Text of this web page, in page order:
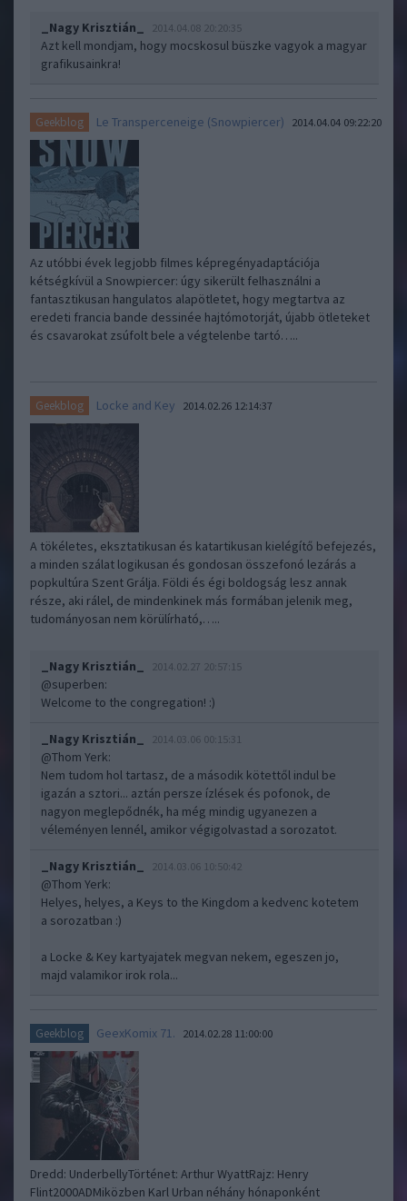
_Nagy Krisztián_ 2014.04.08 20:20:35
Azt kell mondjam, hogy mocskosul büszke vagyok a magyar
grafikusainkra!
Geekblog Le Transperceneige (Snowpiercer) 2014.04.04 09:22:20
Az utóbbi évek legjobb filmes képregényadaptációja
kétségkívül a Snowpiercer: úgy sikerült felhasználni a
fantasztikusan hangulatos alapötletet, hogy megtartva az
eredeti francia bande dessinée hajtómotorját, újabb ötleteket
és csavarokat zsúfolt bele a végtelenbe tartó…..
Geekblog Locke and Key 2014.02.26 12:14:37
A tökéletes, eksztatikusan és katartikusan kielégítő befejezés,
a minden szálat logikusan és gondosan összefonó lezárás a
popkultúra Szent Grálja. Földi és égi boldogság lesz annak
része, aki rálel, de mindenkinek más formában jelenik meg,
tudományosan nem körülírható,…..
_Nagy Krisztián_ 2014.02.27 20:57:15
@superben:
Welcome to the congregation! :)
_Nagy Krisztián_ 2014.03.06 00:15:31
@Thom Yerk:
Nem tudom hol tartasz, de a második kötettől indul be
igazán a sztori... aztán persze ízlések és pofonok, de
nagyon meglepődnék, ha még mindig ugyanezen a
véleményen lennél, amikor végigolvastad a sorozatot.
_Nagy Krisztián_ 2014.03.06 10:50:42
@Thom Yerk:
Helyes, helyes, a Keys to the Kingdom a kedvenc kotetem
a sorozatban :)
a Locke & Key kartyajatek megvan nekem, egeszen jo,
majd valamikor irok rola...
Geekblog GeexKomix 71. 2014.02.28 11:00:00
Dredd: UnderbellyTörténet: Arthur WyattRajz: Henry
Flint2000ADMiközben Karl Urban néhány hónaponként